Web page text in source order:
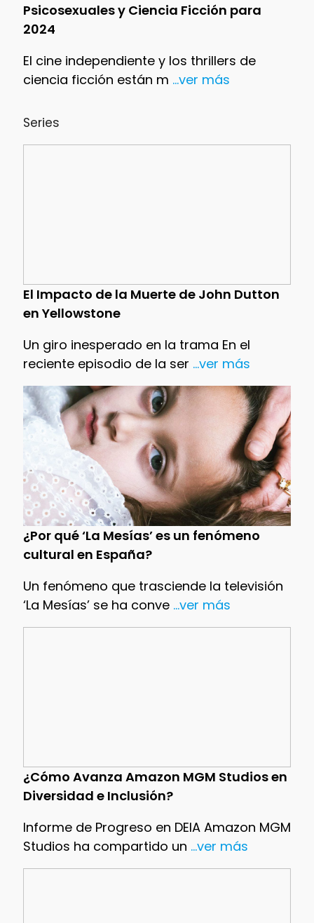
Psicosexuales y Ciencia Ficción para
2024
El cine independiente y los thrillers de
ciencia ficción están m ...ver más
Series
El Impacto de la Muerte de John Dutton
en Yellowstone
Un giro inesperado en la trama En el
reciente episodio de la ser ...ver más
¿Por qué ‘La Mesías’ es un fenómeno
cultural en España?
Un fenómeno que trasciende la televisión
‘La Mesías’ se ha conve...ver más
¿Cómo Avanza Amazon MGM Studios en
Diversidad e Inclusión?
Informe de Progreso en DEIA Amazon MGM
Studios ha compartido un ...ver más